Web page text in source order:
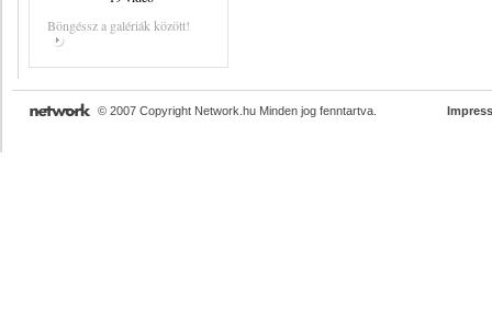
Böngéssz a galériák között!
© 2007 Copyright Network.hu Minden jog fenntartva.